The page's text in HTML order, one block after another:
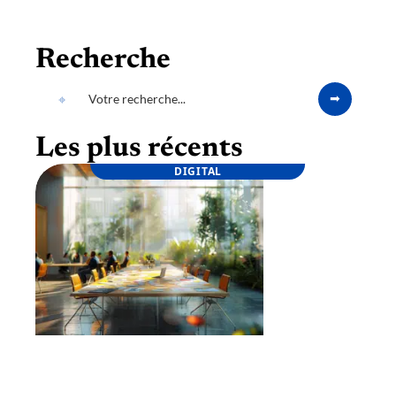
Recherche
Les plus récents
DIGITAL